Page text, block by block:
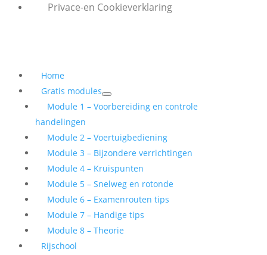
Privace-en Cookieverklaring
Home
Gratis modules
Module 1 – Voorbereiding en controle
handelingen
Module 2 – Voertuigbediening
Module 3 – Bijzondere verrichtingen
Module 4 – Kruispunten
Module 5 – Snelweg en rotonde
Module 6 – Examenrouten tips
Module 7 – Handige tips
Module 8 – Theorie
Rijschool